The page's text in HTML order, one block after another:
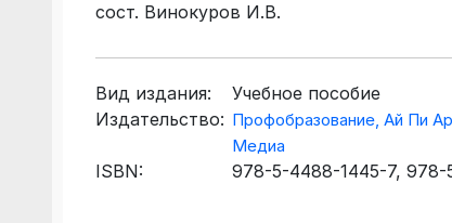
сост. Винокуров И.В.
Вид издания:
Учебное пособие
Издательство: Профобразование, Ай Пи Ар
Медиа
ISBN:
978-5-4488-1445-7, 978-